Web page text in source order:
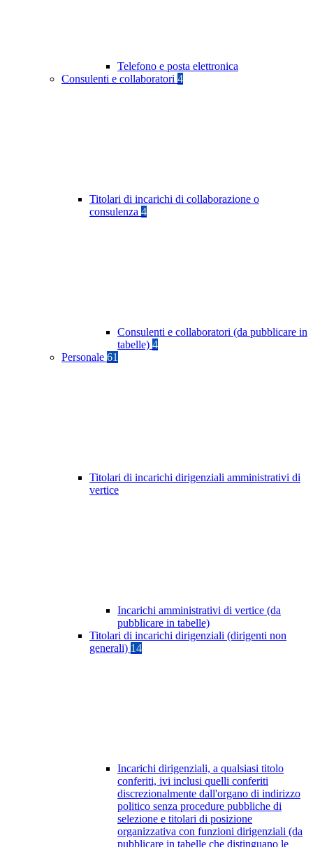
Telefono e posta elettronica
Consulenti e collaboratori 4
Titolari di incarichi di collaborazione o
consulenza 4
Consulenti e collaboratori (da pubblicare in
tabelle) 4
Personale 61
Titolari di incarichi dirigenziali amministrativi di
vertice
Incarichi amministrativi di vertice (da
pubblicare in tabelle)
Titolari di incarichi dirigenziali (dirigenti non
generali) 14
Incarichi dirigenziali, a qualsiasi titolo
conferiti, ivi inclusi quelli conferiti
discrezionalmente dall'organo di indirizzo
politico senza procedure pubbliche di
selezione e titolari di posizione
organizzativa con funzioni dirigenziali (da
pubblicare in tabelle che distinguano le